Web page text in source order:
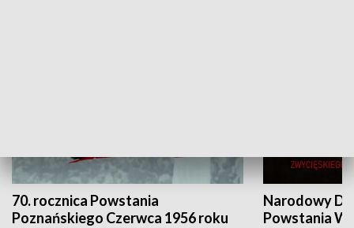
70. rocznica Powstania
Poznańskiego Czerwca 1956 roku
Narodowy
Powstania